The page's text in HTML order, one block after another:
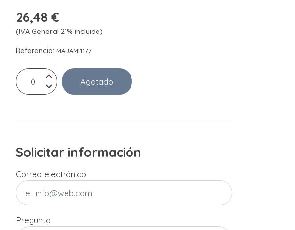
26,48 €
(IVA General 21% incluido)
Referencia: MAUAMI1177
Agotado
Solicitar información
Correo electrónico
Pregunta